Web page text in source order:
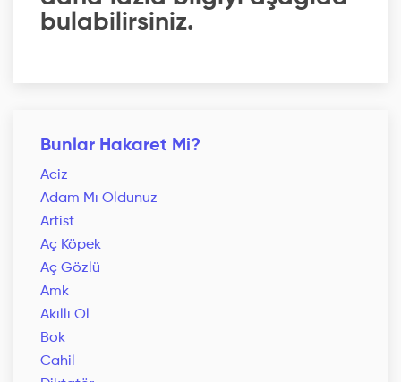
bulabilirsiniz.
Bunlar Hakaret Mi?
Aciz
Adam Mı Oldunuz
Artist
Aç Köpek
Aç Gözlü
Amk
Akıllı Ol
Bok
Cahil